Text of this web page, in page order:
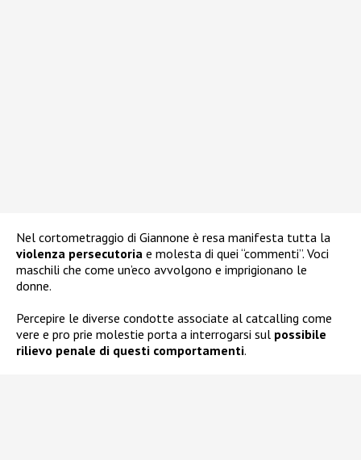
Nel cortometraggio di Giannone è resa manifesta tutta la
violenza persecutoria e molesta di quei “commenti”. Voci
maschili che come un’eco avvolgono e imprigionano le
donne.
Percepire le diverse condotte associate al catcalling come
vere e pro prie molestie porta a interrogarsi sul possibile
rilievo penale di questi comportamenti.